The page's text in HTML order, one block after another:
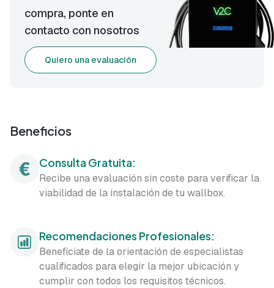
compra, ponte en
contacto con nosotros
Quiero una evaluación
Beneficios
Consulta Gratuita:
Recibe una evaluación sin coste para verificar la
viabilidad de la instalación de tu wallbox.
Recomendaciones Profesionales:
Benefíciate de la orientación de especialistas
cualificados para elegir la mejor ubicación y
cumplir con todos los requisitos técnicos.